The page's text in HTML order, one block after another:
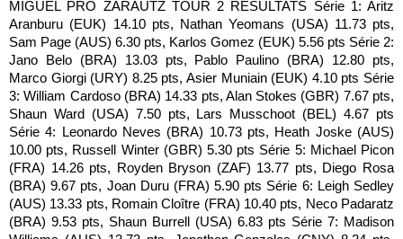
MIGUEL PRO ZARAUTZ TOUR 2 RESULTATS Série 1: Aritz
Aranburu (EUK) 14.10 pts, Nathan Yeomans (USA) 11.73 pts,
Sam Page (AUS) 6.30 pts, Karlos Gomez (EUK) 5.56 pts Série 2:
Jano Belo (BRA) 13.03 pts, Pablo Paulino (BRA) 12.80 pts,
Marco Giorgi (URY) 8.25 pts, Asier Muniain (EUK) 4.10 pts Série
3: William Cardoso (BRA) 14.33 pts, Alan Stokes (GBR) 7.67 pts,
Shaun Ward (USA) 7.50 pts, Lars Musschoot (BEL) 4.67 pts
Série 4: Leonardo Neves (BRA) 10.73 pts, Heath Joske (AUS)
10.00 pts, Russell Winter (GBR) 5.30 pts Série 5: Michael Picon
(FRA) 14.26 pts, Royden Bryson (ZAF) 13.77 pts, Diego Rosa
(BRA) 9.67 pts, Joan Duru (FRA) 5.90 pts Série 6: Leigh Sedley
(AUS) 13.33 pts, Romain Cloître (FRA) 10.40 pts, Neco Padaratz
(BRA) 9.53 pts, Shaun Burrell (USA) 6.83 pts Série 7: Madison